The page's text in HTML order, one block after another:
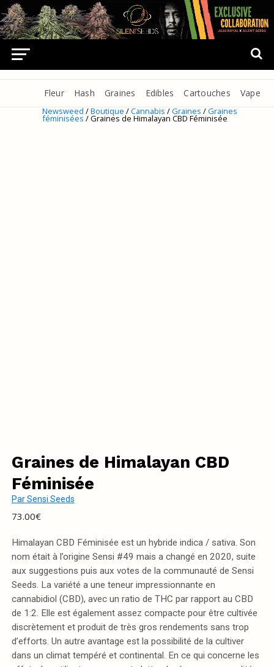
Fleur Hash Graines Edibles Cartouches Vape
Newsweed/Boutique/Cannabis/Graines/Graines
féminisées / Graines de Himalayan CBD Féminisée
Graines de Himalayan CBD
Féminisée
ParSensi Seeds
73.00€
Himalayan CBD Féminisée est un hybride indica / sativa. Son
nom était à l’origine Sensi #49 mais a changé en 2020, suite
aux suggestions puis aux votes de la communauté de Sensi
Seeds. La variété a une teneur impressionnante en
cannabidiol (CBD), avec un ratio de THC par rapport au CBD
de 1:2. Elle est également assez compacte pour être cultivée
discrètement et produit de très gros rendements sans trop
d’efforts. Un autre avantage est la possibilité de la cultiver
dans un climat tempéré et continental. En ce qui concerne les